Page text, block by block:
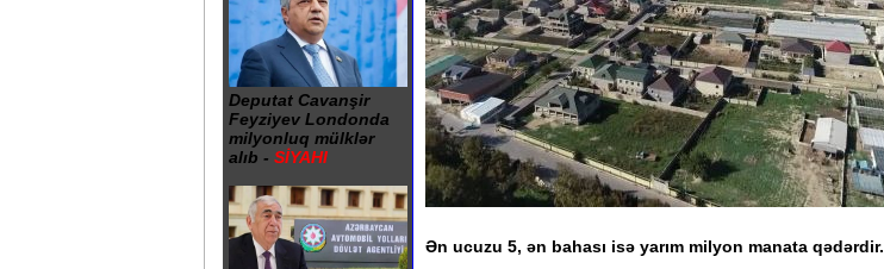
Deputat Cavanşir
Feyziyev Londonda
milyonluq mülklər
alıb - SİYAHI
Ən ucuzu 5, ən bahası isə yarım milyon manata qədərdir.